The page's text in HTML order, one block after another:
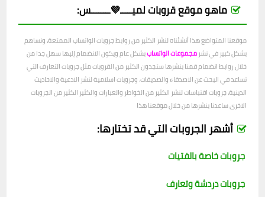
ماهو موقع قروبات لميـــــ💜ــــــــس:
موقعنا المتواضع هذا أنشئناه لنشر الكثير من روابط جروبات الواتساب الممتعة، ونساهم
بشكل كبير في نشر مجموعات الواتساببشكل عام ويكون الانضمام إليها سهل جدا من
خلال روابط انضمام قمنا بنشرها ستجدون الكثير من القروبات مثل جروبات التعارف التي
تساعد في البحث عن الاصدقاء والصديقات، وجروبات اسلامية لنشر الادعية والاحاديث
الدينية، جروبات اقتباسات لنشر الكثير من الخواطر والعبارات والكثير الكثير من الجروبات
الاخرى ساعدنا بنشرها من خلال موقعنا هذا
أشهر الجروبات التي قد تختارها:
جروبات خاصة بالفتيات
جروبات دردشة وتعارف